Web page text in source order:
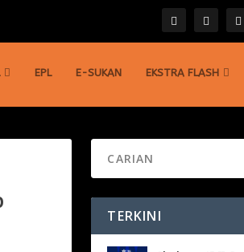
EPL E-SUKAN EKSTRA FLASH
TERKINI